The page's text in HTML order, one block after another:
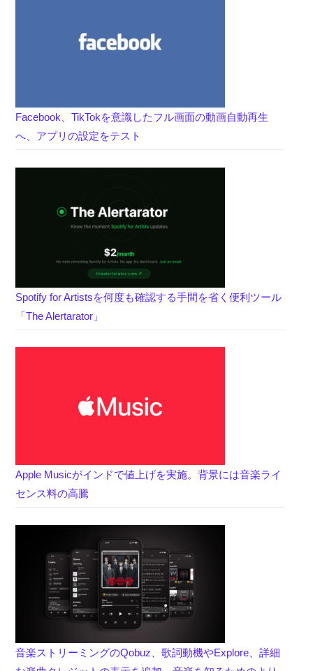
Facebook、TikTokを意識したフル画面の動画自動再生
へ、アプリの設定をテスト
Spotify for Artistsを何度も確認する手間を省く便利ツール
「The Alertarator」
Apple Musicがインドで値上げを実施。背景には音楽ライ
センス料の高騰
音楽ストリーミングのQobuz、歌詞動機やExplore、詳細